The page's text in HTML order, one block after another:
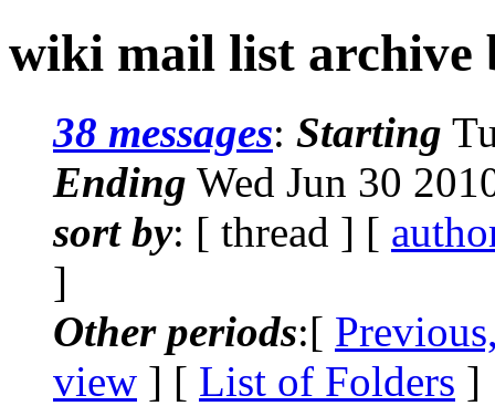
wiki mail list archive
38 messages: Starting
Ending Wed Jun 30
sort by: [ thread ] [
]
Other periods:[
view ] [ List of Folders ]